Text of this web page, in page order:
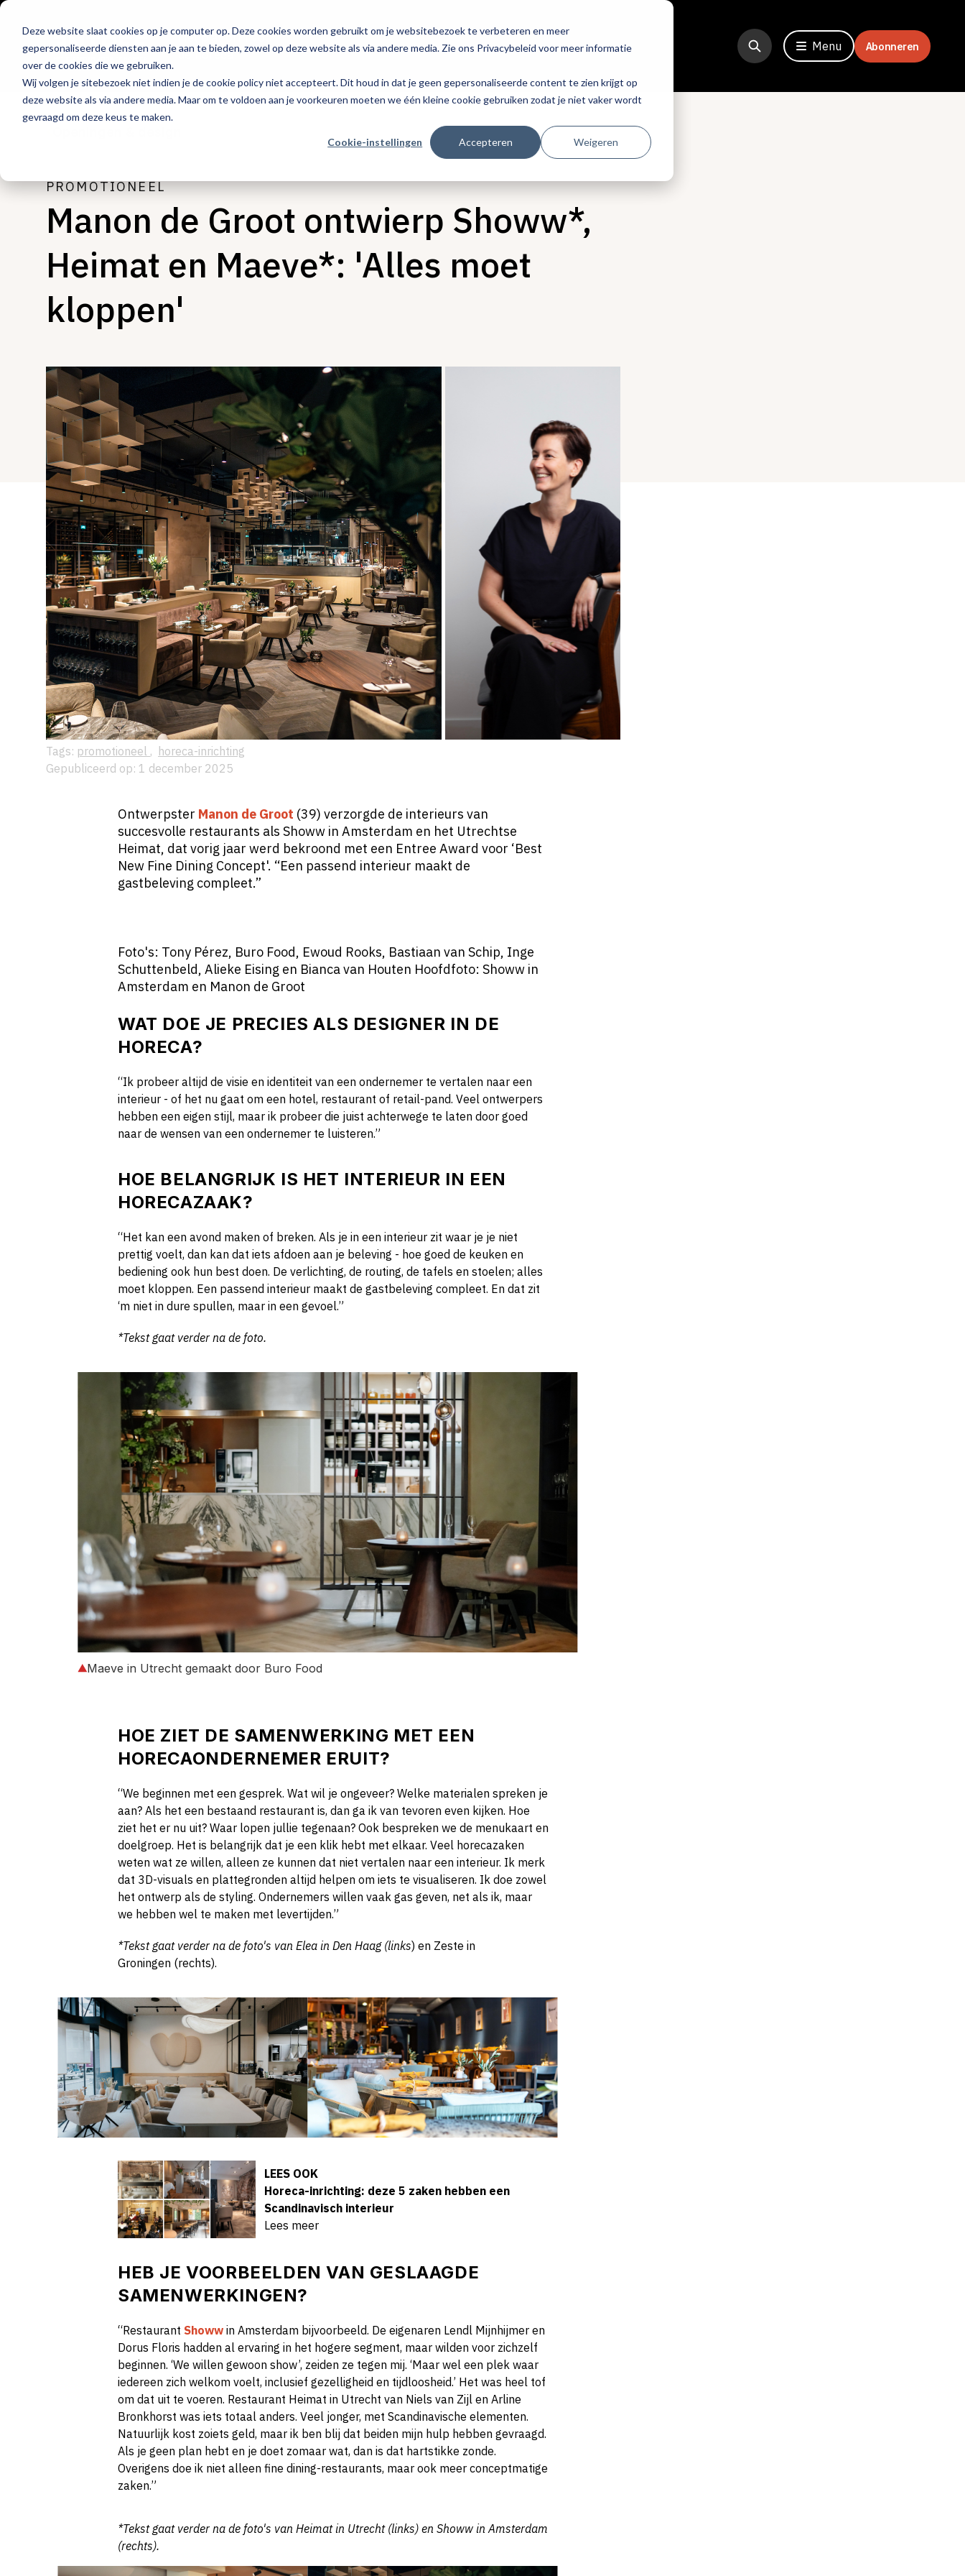
Deze website slaat cookies op je computer op. Deze cookies worden gebruikt om je websitebezoek te verbeteren en meer
gepersonaliseerde diensten aan je aan te bieden, zowel op deze website als via andere media. Zie ons Privacybeleid voor meer informatie
over de cookies die we gebruiken.
Wij volgen je sitebezoek niet indien je de cookie policy niet accepteert. Dit houd in dat je geen gepersonaliseerde content te zien krijgt op
deze website als via andere media. Maar om te voldoen aan je voorkeuren moeten we één kleine cookie gebruiken zodat je niet vaker wordt
gevraagd om deze keus te maken.
Cookie-instellingen Accepteren Weigeren
Hét platform voor
de horeca
Menu Abonneren
PROMOTIONEEL
Manon de Groot ontwierp Showw*,
Heimat en Maeve*: 'Alles moet
kloppen'
Tags: promotioneel , horeca-inrichting
Gepubliceerd op: 1 december 2025
Ontwerpster Manon de Groot (39) verzorgde de interieurs van
succesvolle restaurants als Showw in Amsterdam en het Utrechtse
Heimat, dat vorig jaar werd bekroond met een Entree Award voor ‘Best
New Fine Dining Concept'. “Een passend interieur maakt de
gastbeleving compleet.”
Foto's: Tony Pérez, Buro Food, Ewoud Rooks, Bastiaan van Schip, Inge
Schuttenbeld, Alieke Eising en Bianca van Houten Hoofdfoto: Showw in
Amsterdam en Manon de Groot
WAT DOE JE PRECIES ALS DESIGNER IN DE
HORECA?
“Ik probeer altijd de visie en identiteit van een ondernemer te vertalen naar een
interieur - of het nu gaat om een hotel, restaurant of retail-pand. Veel ontwerpers
hebben een eigen stijl, maar ik probeer die juist achterwege te laten door goed
naar de wensen van een ondernemer te luisteren.”
HOE BELANGRIJK IS HET INTERIEUR IN EEN
HORECAZAAK?
“Het kan een avond maken of breken. Als je in een interieur zit waar je je niet
prettig voelt, dan kan dat iets afdoen aan je beleving - hoe goed de keuken en
bediening ook hun best doen. De verlichting, de routing, de tafels en stoelen; alles
moet kloppen. Een passend interieur maakt de gastbeleving compleet. En dat zit
‘m niet in dure spullen, maar in een gevoel.”
*Tekst gaat verder na de foto.
Maeve in Utrecht gemaakt door Buro Food
HOE ZIET DE SAMENWERKING MET EEN
HORECAONDERNEMER ERUIT?
“We beginnen met een gesprek. Wat wil je ongeveer? Welke materialen spreken je
aan? Als het een bestaand restaurant is, dan ga ik van tevoren even kijken. Hoe
ziet het er nu uit? Waar lopen jullie tegenaan? Ook bespreken we de menukaart en
doelgroep. Het is belangrijk dat je een klik hebt met elkaar. Veel horecazaken
weten wat ze willen, alleen ze kunnen dat niet vertalen naar een interieur. Ik merk
dat 3D-visuals en plattegronden altijd helpen om iets te visualiseren. Ik doe zowel
het ontwerp als de styling. Ondernemers willen vaak gas geven, net als ik, maar
we hebben wel te maken met levertijden.”
*Tekst gaat verder na de foto's van Elea in Den Haag (links) en Zeste in
Groningen (rechts).
LEES OOK
Horeca-inrichting: deze 5 zaken hebben een
Scandinavisch interieur
Lees meer
HEB JE VOORBEELDEN VAN GESLAAGDE
SAMENWERKINGEN?
“Restaurant Showw in Amsterdam bijvoorbeeld. De eigenaren Lendl Mijnhijmer en
Dorus Floris hadden al ervaring in het hogere segment, maar wilden voor zichzelf
beginnen. ‘We willen gewoon show’, zeiden ze tegen mij. ‘Maar wel een plek waar
iedereen zich welkom voelt, inclusief gezelligheid en tijdloosheid.’ Het was heel tof
om dat uit te voeren. Restaurant Heimat in Utrecht van Niels van Zijl en Arline
Bronkhorst was iets totaal anders. Veel jonger, met Scandinavische elementen.
Natuurlijk kost zoiets geld, maar ik ben blij dat beiden mijn hulp hebben gevraagd.
Als je geen plan hebt en je doet zomaar wat, dan is dat hartstikke zonde.
Overigens doe ik niet alleen fine dining-restaurants, maar ook meer conceptmatige
zaken.”
*Tekst gaat verder na de foto's van Heimat in Utrecht (links) en Showw in Amsterdam
(rechts).